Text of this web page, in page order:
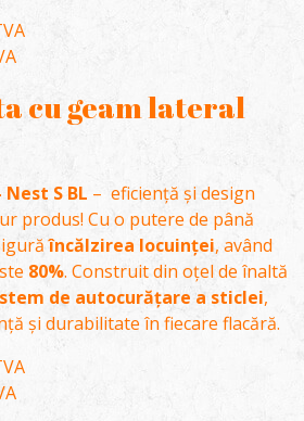
cu geam lateral
Nest S BL – eficiență și design
produs! Cu o putere de până
încălzirea locuinței, având
80%. Construit din oțel de înaltă
de autocurățare a sticlei,
și durabilitate în fiecare flacără.